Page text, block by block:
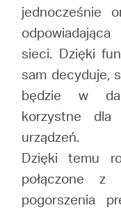
jednocześnie
sieci. Dzięki
sam decyduje,
będzie w
korzystne dla
urządzeń.
Dzięki temu
połączone z
pogorszenia